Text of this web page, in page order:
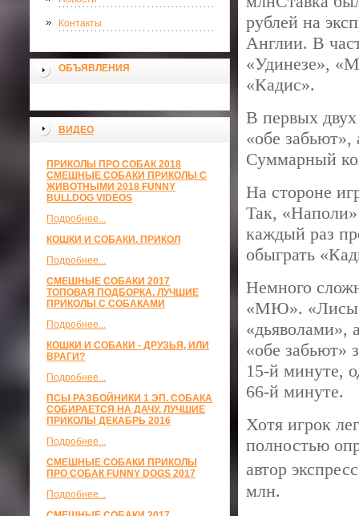
Контакты
ОБЪЯВЛЕНИЯ
ВИДЕО
ПРИКОЛЫ ПРО СОБАК 2018
СМЕШНЫЕ СОБАКИ ПРИКОЛЫ С
ЖИВОТНЫМИ 2018 FUNNY
BULLDOG VIDEOS
Подробнее...
КОШКИ И СОБАКИ. ПРИКОЛ
Подробнее...
СМЕШНЫЕ СОБАКИ 2017
ТОПОВАЯ ПОДБОРКА. ЛУЧШИЕ
ПРИКОЛЫ С СОБАКАМИ
Подробнее...
КОШКИ И СОБАКИ - ДРУЗЬЯ, ИЛИ
ВРАГИ?
Подробнее...
ПСЫ РАЗБОЙНИКИ 1 ЭП. СОБАКА
СОБИРАЕТСЯ НА ДАЧУ. ЛУЧШИЕ
ПРИКОЛЫ ДЕКАБРЬ 2016
Подробнее...
СМЕШНЫЕ СОБАКИ ПРИКОЛЫ
ПРО СОБАК FUNNY DOGS 2017
Подробнее...
рублей на
Англии. В
«Удинезе»,
«Кадис».
В первых
«обе
Суммарный
На стороне
Так,
каждый раз
обыграть
Немного
«МЮ». «Лисы»
«дьяволами»,
«обе забьют»
15-й минуте,
66-й минуте.
Хотя игрок
полностью
автор
млн.